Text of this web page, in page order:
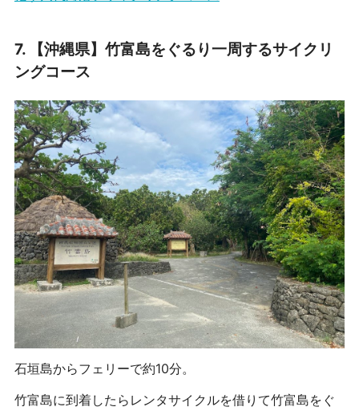
7. 【沖縄県】 竹富島をぐるり一周するサイクリ
ングコース
石垣島からフェリーで約10分。
竹富島に到着したらレンタサイクルを借りて竹富島をぐ